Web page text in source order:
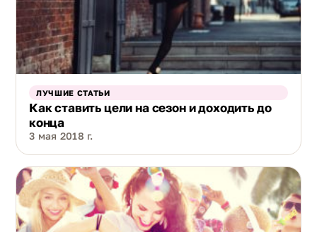
ЛУЧШИЕ СТАТЬИ
Как ставить цели на сезон и доходить до
конца
3 мая 2018 г.